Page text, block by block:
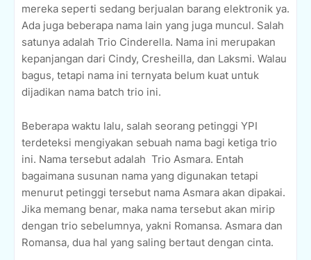
mereka seperti sedang berjualan barang elektronik ya.
Ada juga beberapa nama lain yang juga muncul. Salah
satunya adalah Trio Cinderella. Nama ini merupakan
kepanjangan dari Cindy, Cresheilla, dan Laksmi. Walau
bagus, tetapi nama ini ternyata belum kuat untuk
dijadikan nama batch trio ini.
Beberapa waktu lalu, salah seorang petinggi YPI
terdeteksi mengiyakan sebuah nama bagi ketiga trio
ini. Nama tersebut adalah Trio Asmara. Entah
bagaimana susunan nama yang digunakan tetapi
menurut petinggi tersebut nama Asmara akan dipakai.
Jika memang benar, maka nama tersebut akan mirip
dengan trio sebelumnya, yakni Romansa. Asmara dan
Romansa, dua hal yang saling bertaut dengan cinta.